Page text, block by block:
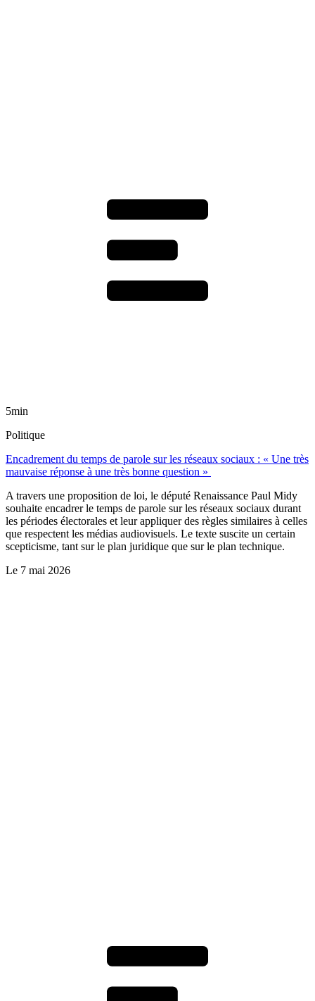
5min
Politique
Encadrement du temps de parole sur les réseaux sociaux : « Une très
mauvaise réponse à une très bonne question »
A travers une proposition de loi, le député Renaissance Paul Midy
souhaite encadrer le temps de parole sur les réseaux sociaux durant
les périodes électorales et leur appliquer des règles similaires à celles
que respectent les médias audiovisuels. Le texte suscite un certain
scepticisme, tant sur le plan juridique que sur le plan technique.
Le 7 mai 2026